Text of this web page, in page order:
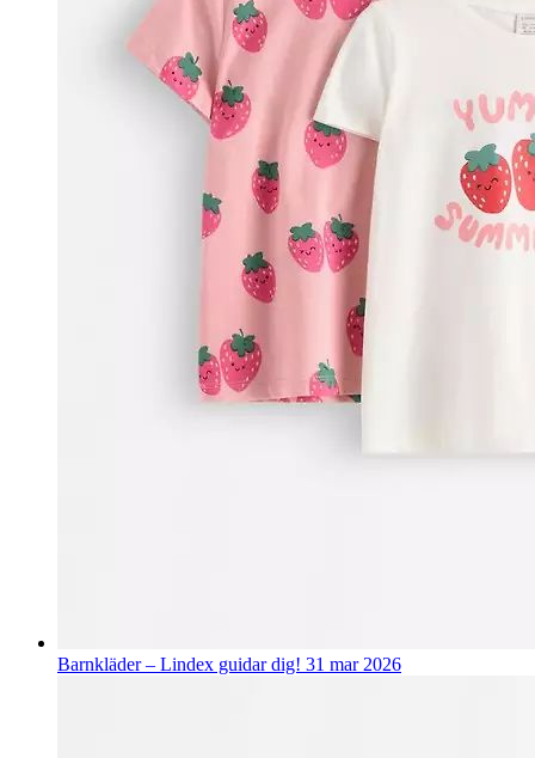
Barnkläder – Lindex guidar dig! 31 mar 2026